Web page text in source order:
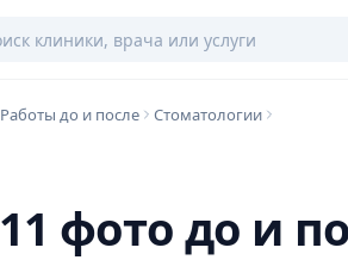
Работы до и после Стоматологии
11 фото до и